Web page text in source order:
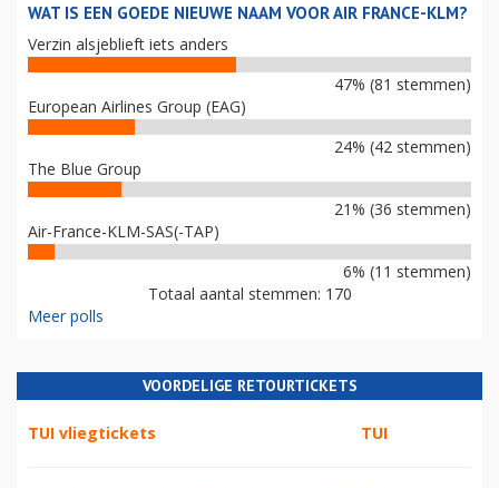
WAT IS EEN GOEDE NIEUWE NAAM VOOR AIR FRANCE-KLM?
Verzin alsjeblieft iets anders
47% (81 stemmen)
European Airlines Group (EAG)
24% (42 stemmen)
The Blue Group
21% (36 stemmen)
Air-France-KLM-SAS(-TAP)
6% (11 stemmen)
Totaal aantal stemmen: 170
Meer polls
VOORDELIGE RETOURTICKETS
TUI vliegtickets TUI